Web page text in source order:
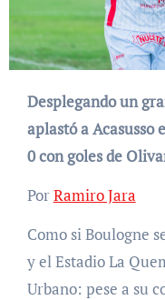
Desplegando un gran fútbol, Deportivo Morón
aplastó a Acasusso
0 con goles de
PorRamiro Jara
Como si Boulogne
y el Estadio La
Urbano: pese a su